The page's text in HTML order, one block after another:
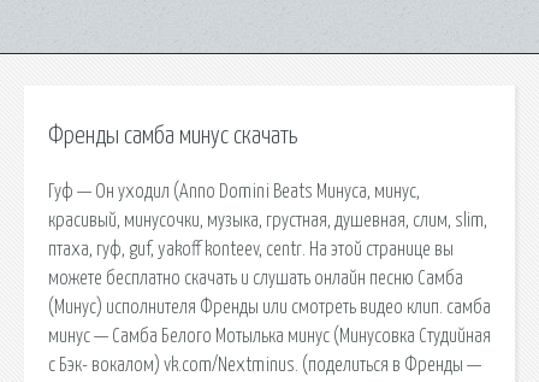
Френды самба минус скачать
Гуф — Он уходил (Anno Domini Beats Минуса, минус,
красивый, минусочки, музыка, грустная, душевная, слим, slim,
птаха, гуф, guf, yakoff konteev, centr. На этой странице вы
можете бесплатно скачать и слушать онлайн песню Самба
(Минус) исполнителя Френды или смотреть видео клип. самба
минус — Самба Белого Мотылька минус (Минусовка Студийная
с Бэк- вокалом) vk.com/Nextminus. (поделиться в Френды —